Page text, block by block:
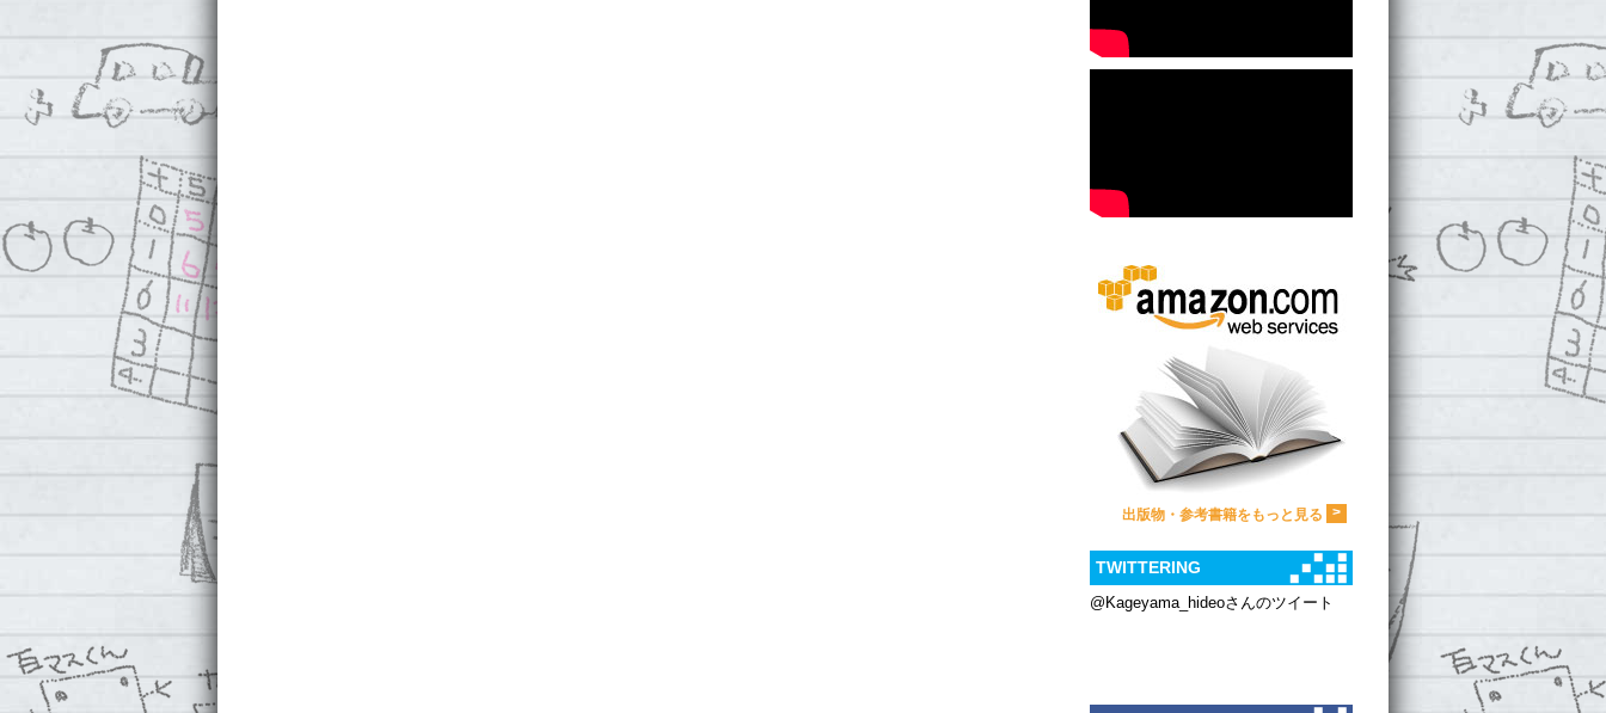
出版物・参考書籍をもっと見る >
TWITTERING
@Kageyama_hideoさんのツイート